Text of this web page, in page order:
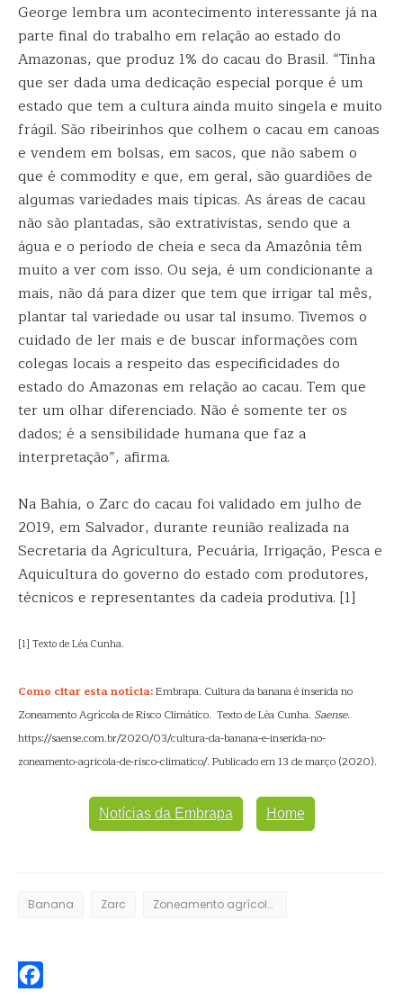
George lembra um acontecimento interessante já na
parte final do trabalho em relação ao estado do
Amazonas, que produz 1% do cacau do Brasil. “Tinha
que ser dada uma dedicação especial porque é um
estado que tem a cultura ainda muito singela e muito
frágil. São ribeirinhos que colhem o cacau em canoas
e vendem em bolsas, em sacos, que não sabem o
que é commodity e que, em geral, são guardiões de
algumas variedades mais típicas. As áreas de cacau
não são plantadas, são extrativistas, sendo que a
água e o período de cheia e seca da Amazônia têm
muito a ver com isso. Ou seja, é um condicionante a
mais, não dá para dizer que tem que irrigar tal mês,
plantar tal variedade ou usar tal insumo. Tivemos o
cuidado de ler mais e de buscar informações com
colegas locais a respeito das especificidades do
estado do Amazonas em relação ao cacau. Tem que
ter um olhar diferenciado. Não é somente ter os
dados; é a sensibilidade humana que faz a
interpretação”, afirma.
Na Bahia, o Zarc do cacau foi validado em julho de
2019, em Salvador, durante reunião realizada na
Secretaria da Agricultura, Pecuária, Irrigação, Pesca e
Aquicultura do governo do estado com produtores,
técnicos e representantes da cadeia produtiva. [1]
[1] Texto de Léa Cunha.
Como citar esta notícia:Embrapa. Cultura da banana é inserida no
Zoneamento Agrícola de Risco Climático. Texto de Léa Cunha. Saense.
https://saense.com.br/2020/03/cultura-da-banana-e-inserida-no-
zoneamento-agricola-de-risco-climatico/. Publicado em 13 de março (2020).
Notícias da Embrapa Home
Banana Zarc Zoneamento agrícola de risco climático